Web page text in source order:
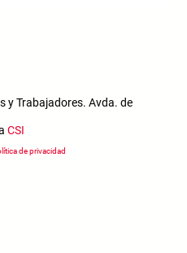
y Trabajadores. Avda. de
CSI
de privacidad